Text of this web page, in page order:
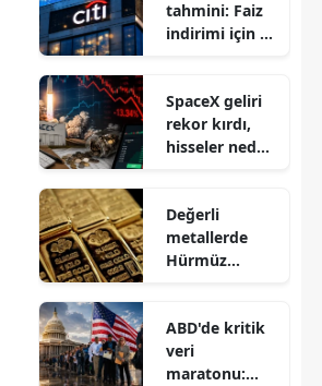
tahmini: Faiz
indirimi için yıl
SpaceX geliri
rekor kırdı,
hisseler neden
Değerli
metallerde
Hürmüz
doları aştı
ABD'de kritik
veri
maratonu: